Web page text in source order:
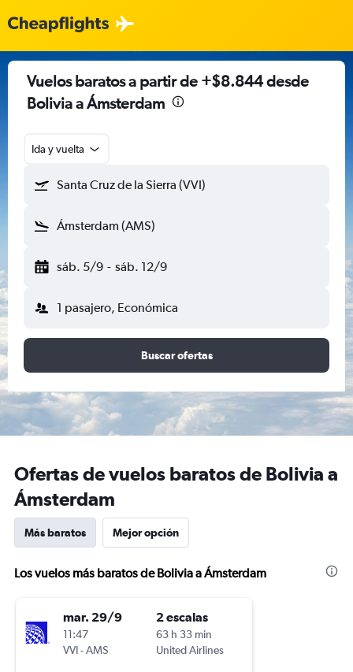
Vuelos baratos a partir de +$8.844 desde
Bolivia a Ámsterdam
Ida y vuelta
Santa Cruz de la Sierra (VVI)
Ámsterdam (AMS)
sáb. 5/9 - sáb. 12/9
1 pasajero, Económica
Buscar ofertas
Ofertas de vuelos baratos de Bolivia a
Ámsterdam
Más baratos Mejor opción
Los vuelos más baratos de Bolivia a Ámsterdam
mar. 29/9
11:47
VVI-AMS
2 escalas
63 h 33 min
United Airlines